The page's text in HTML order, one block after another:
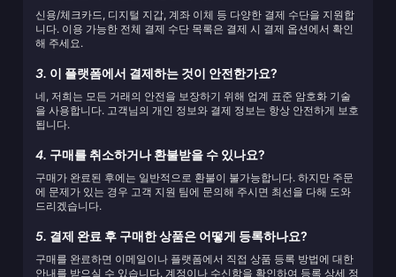
신용/체크카드, 디지털 지갑, 계좌 이체 등 다양한 결제 수단을 지원합
니다. 이용 가능한 전체 결제 수단 목록은 결제 시 결제 옵션에서 확인
해 주세요.
3. 이 플랫폼에서 결제하는 것이 안전한가요?
네, 저희는 모든 거래의 안전을 보장하기 위해 업계 표준 암호화 기술
을 사용합니다. 고객님의 개인 정보와 결제 정보는 항상 안전하게 보호
됩니다.
4. 구매를 취소하거나 환불받을 수 있나요?
구매가 완료된 후에는 일반적으로 환불이 불가능합니다. 하지만 주문
에 문제가 있는 경우 고객 지원 팀에 문의해 주시면 최선을 다해 도와
드리겠습니다.
5. 결제 완료 후 구매한 상품은 어떻게 등록하나요?
구매를 완료하면 이메일이나 플랫폼에서 직접 상품 등록 방법에 대한
안내를 받으실 수 있습니다. 계정이나 수신함을 확인하여 등록 상세 정